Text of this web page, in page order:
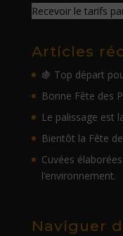
Recevoir le tarifs
Articles
🍇 Top départ
Bonne Fête des
Le palissage est
Bientôt la Fête
Cuvées
l’environnement.
Naviguer